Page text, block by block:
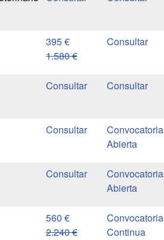
395 €
1.580 €
Convocatoria
Abierta
Convocatoria
Abierta
560 €
2.240 €
Convocatoria
Continua